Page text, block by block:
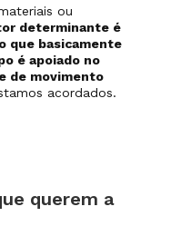
ou
determinante é
que basicamente
é apoiado no
de movimento
acordados.
querem a